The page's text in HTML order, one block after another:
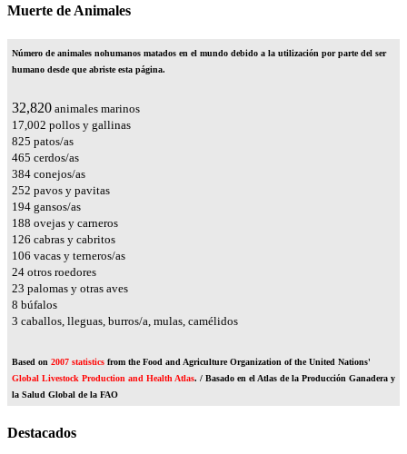
Muerte de Animales
Número de animales nohumanos matados en el mundo debido a la utilización por parte del ser
humano desde que abriste esta página.
37,100 animales marinos
19,219 pollos y gallinas
932 patos/as
526 cerdos/as
434 conejos/as
285 pavos y pavitas
220 gansos/as
212 ovejas y carneros
142 cabras y cabritos
120 vacas y terneros/as
27 otros roedores
26 palomas y otras aves
9 búfalos
4 caballos, lleguas, burros/a, mulas, camélidos
Based on 2007 statistics from the Food and Agriculture Organization of the United Nations'
Global Livestock Production and Health Atlas. / Basado en el Atlas de la Producción Ganadera y
la Salud Global de la FAO
Destacados